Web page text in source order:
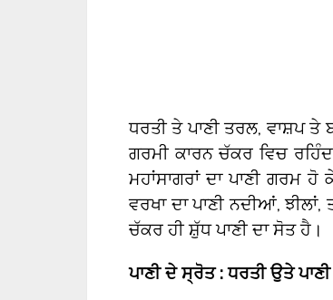
ਧਰਤੀ ਤੇ ਪਾਣੀ ਤਰਲ, ਵਾਸ਼ਪ
ਗਰਮੀ ਕਾਰਨ ਚੱਕਰ ਵਿਚ
ਮਹਾਂਸਾਗਰਾਂ ਦਾ ਪਾਣੀ ਗਰਮ
ਵਰਖਾ ਦਾ ਪਾਣੀ ਨਦੀਆਂ,
ਚੱਕਰ ਹੀ ਸ਼ੁੱਧ ਪਾਣੀ ਦਾ ਸੋਤ ਹੈ।
ਪਾਣੀ ਦੇ ਸ੍ਰੋਤ : ਧਰਤੀ ਉਤੇ